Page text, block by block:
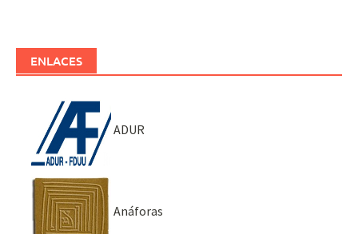
ENLACES
ADUR
Anáforas